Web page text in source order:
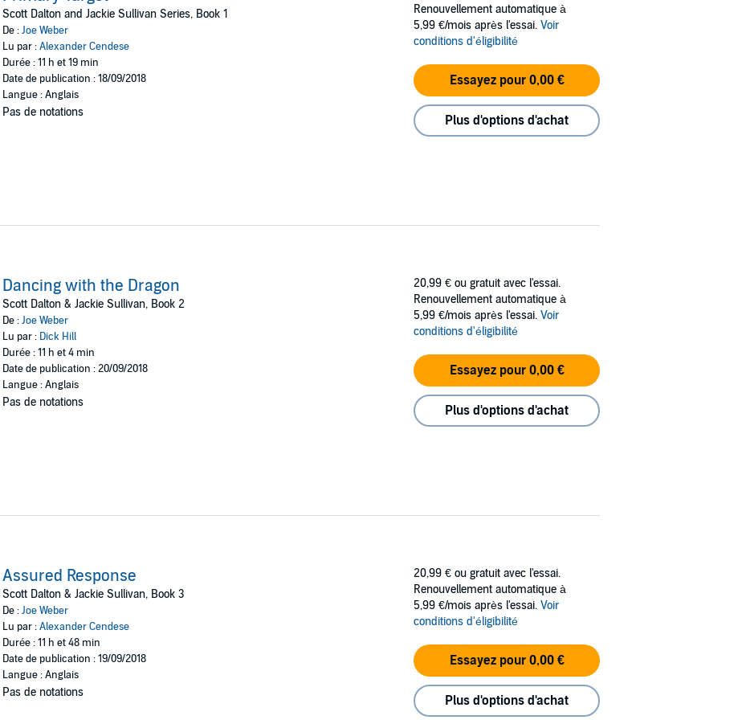
well-developed characters and historical references to Operation Desert Storm and the Iranian hostage crisis. His
terrorist tactics is superior, and a surprise ending teases readers with the tempting possibility....”—Publishers Weekly
among them.”—Library Journal
Inc., all rights reserved.
Scott Dalton and Jackie Sullivan Series, Book 1
De :Joe Weber
Lu par :Alexander Cendese
Durée : 11 h et 19 min
Date de publication : 18/09/2018
Langue : Anglais
Pas de notations
Renouvellement automatique à
5,99 €/mois après l'essai. Voir
conditions d'éligibilité
Essayez pour 0,00 €
Plus d'options d'achat
Dancing with the Dragon
Scott Dalton & Jackie Sullivan, Book 2
De :Joe Weber
Lu par : Dick Hill
Durée : 11 h et 4 min
Date de publication : 20/09/2018
Langue : Anglais
Pas de notations
20,99 € ou gratuit avec l'essai.
Renouvellement automatique à
5,99 €/mois après l'essai. Voir
conditions d'éligibilité
Essayez pour 0,00 €
Plus d'options d'achat
Assured Response
Scott Dalton & Jackie Sullivan, Book 3
De :Joe Weber
Lu par :Alexander Cendese
Durée : 11 h et 48 min
Date de publication : 19/09/2018
Langue : Anglais
Pas de notations
20,99 € ou gratuit avec l'essai.
Renouvellement automatique à
5,99 €/mois après l'essai. Voir
conditions d'éligibilité
Essayez pour 0,00 €
Plus d'options d'achat